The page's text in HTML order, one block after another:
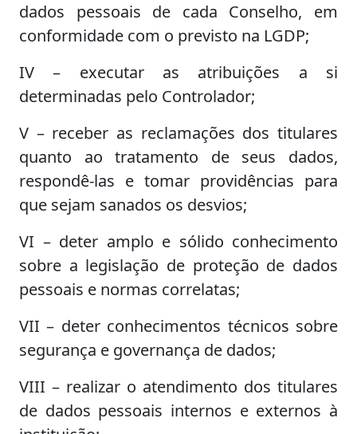
dados pessoais de cada Conselho, em
conformidade com o previsto na LGDP;
IV – executar as atribuições a si
determinadas pelo Controlador;
V – receber as reclamações dos titulares
quanto ao tratamento de seus dados,
respondê-las e tomar providências para
que sejam sanados os desvios;
VI – deter amplo e sólido conhecimento
sobre a legislação de proteção de dados
pessoais e normas correlatas;
VII – deter conhecimentos técnicos sobre
segurança e governança de dados;
VIII – realizar o atendimento dos titulares
de dados pessoais internos e externos à